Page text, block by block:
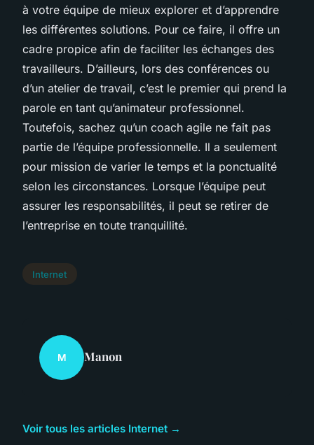
à votre équipe de mieux explorer et d’apprendre
les différentes solutions. Pour ce faire, il offre un
cadre propice afin de faciliter les échanges des
travailleurs. D’ailleurs, lors des conférences ou
d’un atelier de travail, c’est le premier qui prend la
parole en tant qu’animateur professionnel.
Toutefois, sachez qu’un coach agile ne fait pas
partie de l’équipe professionnelle. Il a seulement
pour mission de varier le temps et la ponctualité
selon les circonstances. Lorsque l’équipe peut
assurer les responsabilités, il peut se retirer de
l’entreprise en toute tranquillité.
Internet
M Manon
Voir tous les articles Internet →